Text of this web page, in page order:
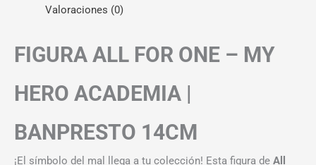
Valoraciones (0)
FIGURA ALL FOR ONE – MY
HERO ACADEMIA |
BANPRESTO 14CM
¡El símbolo del mal llega a tu colección! Esta figura de All